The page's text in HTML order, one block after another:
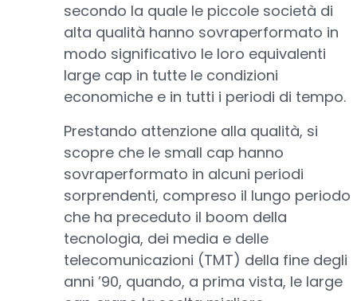
secondo la quale le piccole società di
alta qualità hanno sovraperformato in
modo significativo le loro equivalenti
large cap in tutte le condizioni
economiche e in tutti i periodi di tempo.
Prestando attenzione alla qualità, si
scopre che le small cap hanno
sovraperformato in alcuni periodi
sorprendenti, compreso il lungo periodo
che ha preceduto il boom della
tecnologia, dei media e delle
telecomunicazioni (TMT) della fine degli
anni ’90, quando, a prima vista, le large